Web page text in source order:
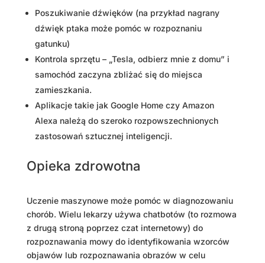
Poszukiwanie dźwięków (na przykład nagrany
dźwięk ptaka może pomóc w rozpoznaniu
gatunku)
Kontrola sprzętu – „Tesla, odbierz mnie z domu” i
samochód zaczyna zbliżać się do miejsca
zamieszkania.
Aplikacje takie jak Google Home czy Amazon
Alexa należą do szeroko rozpowszechnionych
zastosowań sztucznej inteligencji.
Opieka zdrowotna
Uczenie maszynowe może pomóc w diagnozowaniu
chorób. Wielu lekarzy używa chatbotów (to rozmowa
z drugą stroną poprzez czat internetowy) do
rozpoznawania mowy do identyfikowania wzorców
objawów lub rozpoznawania obrazów w celu